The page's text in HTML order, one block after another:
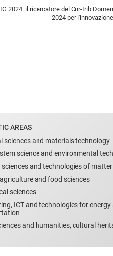
2024: il ricercatore del Cnr-Irib
2024 per
AREAS
sciences and materials technology
science and environmental
sciences and technologies of matter
and food sciences
sciences
ICT and technologies for energy
and humanities, cultural